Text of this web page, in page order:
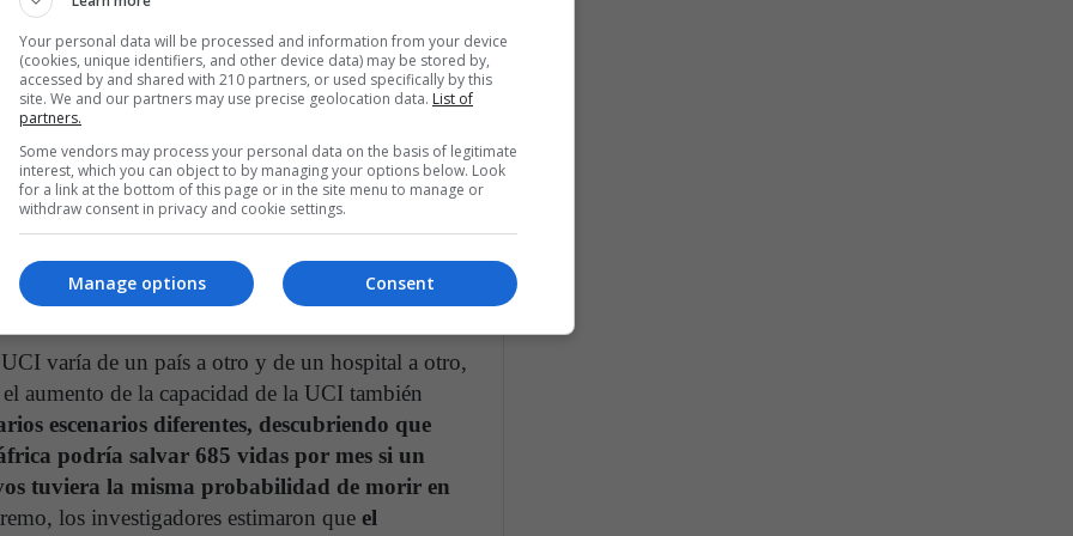
más afectada, el Cabo Occidental, superó la
utilizaron su modelo nacional de
observar los tres a seis meses estimados
camas disponibles en la UCI del país. Si cada uno
recibiera remdesivir, reduciendo la estancia
queel número de pacientes tratados en
23.443 y 32.284 pacientes a entre 36.383
UCI varía de un país a otro y de un hospital a otro,
aumento de la capacidad de la UCI también
escenarios diferentes, descubriendo que
podría salvar 685 vidas por mes si un
tuviera la misma probabilidad de morir en
los investigadores estimaron que el
Your personal data will be processed and information from your device
(cookies, unique identifiers, and other device data) may be stored by,
accessed by and shared with 210 partners, or used specifically by this
site. We and our partners may use precise geolocation data. List of
partners.
Some vendors may process your personal data on the basis of legitimate
interest, which you can object to by managing your options below. Look
for a link at the bottom of this page or in the site menu to manage or
withdraw consent in privacy and cookie settings.
Consent
Manage options